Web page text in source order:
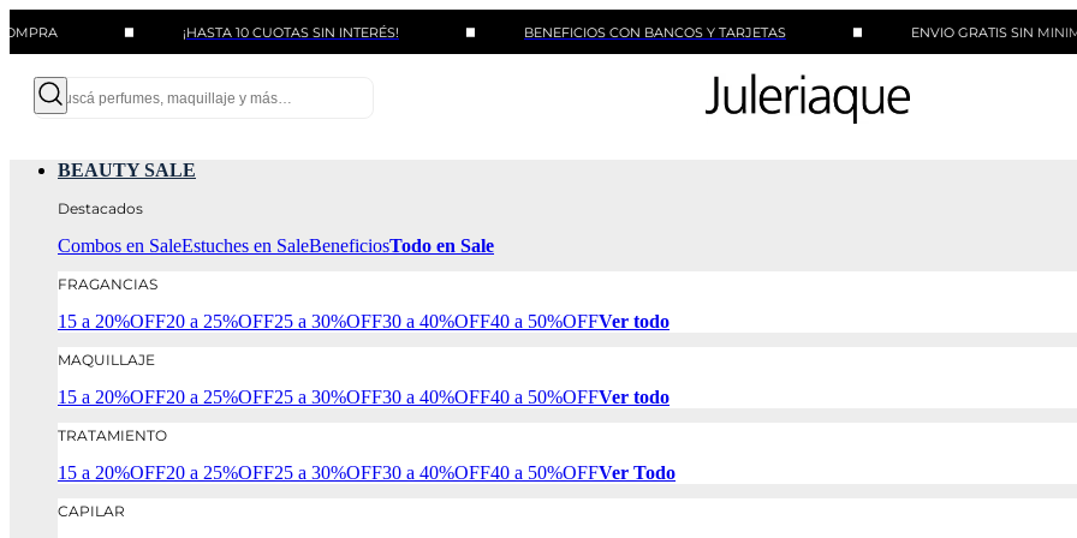
¡HASTA 10 CUOTAS SIN INTERÉS! BENEFICIOS CON BANCOS Y TARJETAS ENVIO GRATIS SIN MINIMO DE
BEAUTY SALE
Destacados
Combos en SaleEstuches en SaleBeneficiosTodo en Sale
FRAGANCIAS
15 a 20%OFF20 a 25%OFF25 a 30%OFF30 a 40%OFF40 a 50%OFFVer todo
MAQUILLAJE
15 a 20%OFF20 a 25%OFF25 a 30%OFF30 a 40%OFF40 a 50%OFFVer todo
TRATAMIENTO
15 a 20%OFF20 a 25%OFF25 a 30%OFF30 a 40%OFF40 a 50%OFFVer Todo
CAPILAR